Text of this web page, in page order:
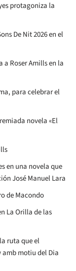
protagoniza la
De Nit 2026 en el
a Roser Amills en la
para celebrar el
novela «El
en una novela que
José Manuel Lara
de Macondo
La Orilla de las
ruta que el
motiu del Dia